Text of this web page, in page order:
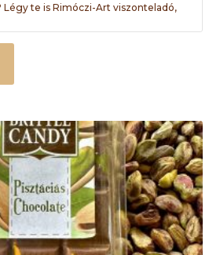
te is Rimóczi-Art viszonteladó,